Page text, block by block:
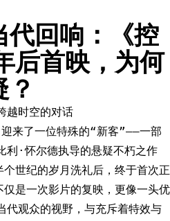
代回响：《控
后首映，为何
越时空的对话
来了一位特殊的“新客”——一部
利·怀尔德执导的悬疑不朽之作
个世纪的岁月洗礼后，终于首次正
是一次影片的复映，更像一头优
代观众的视野，与充斥着特效与